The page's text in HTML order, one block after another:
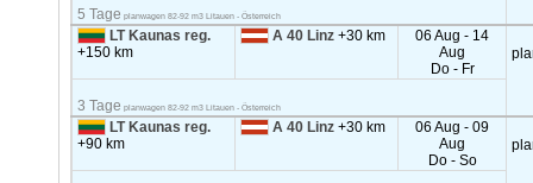
5 Tage planwagen 82-92 m3 Litauen - Österreich
LT Kaunas reg.
+150 km
A 40 Linz+30 km
06 Aug - 14
Aug
Do - Fr
3 Tage planwagen 82-92 m3 Litauen - Österreich
LT Kaunas reg.
+90 km
A 40 Linz+30 km
06 Aug - 09
Aug
Do - So